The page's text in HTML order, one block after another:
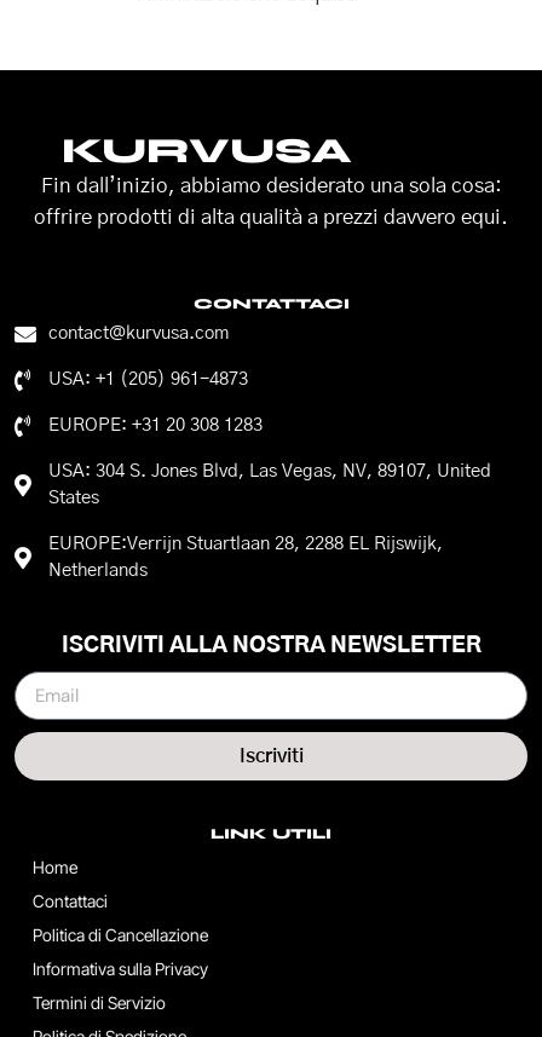
KURVUSA
Fin dall’inizio, abbiamo desiderato una sola cosa:
offrire prodotti di alta qualità a prezzi davvero equi.
CONTATTACI
contact@kurvusa.com
USA: +1 (205) 961-4873
EUROPE: +31 20 308 1283
USA: 304 S. Jones Blvd, Las Vegas, NV, 89107, United
States
EUROPE:Verrijn Stuartlaan 28, 2288 EL Rijswijk,
Netherlands
LINK UTILI
Home
Contattaci
Politica di Cancellazione
Informativa sulla Privacy
Termini di Servizio
ISCRIVITI ALLA NOSTRA NEWSLETTER
Iscriviti